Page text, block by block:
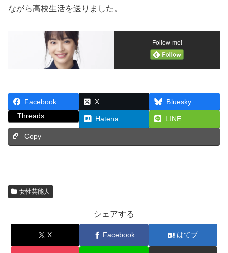
ながら高校生活を送りました。
Follow me!
Facebook X
Bluesky
Threads
Hatena LINE
Copy
女性芸能人
シェアする
X Facebook はてブ